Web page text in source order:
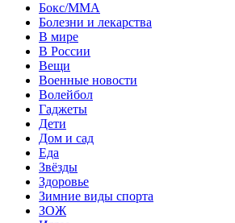
Бокс/MMA
Болезни и лекарства
В мире
В России
Вещи
Военные новости
Волейбол
Гаджеты
Дети
Дом и сад
Еда
Звёзды
Здоровье
Зимние виды спорта
ЗОЖ